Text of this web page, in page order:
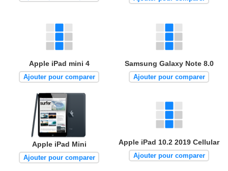
Apple iPad mini 4
Ajouter pour comparer
Samsung Galaxy Note 8.0
Ajouter pour comparer
Apple iPad Mini
Ajouter pour comparer
Apple iPad 10.2 2019 Cellular
Ajouter pour comparer